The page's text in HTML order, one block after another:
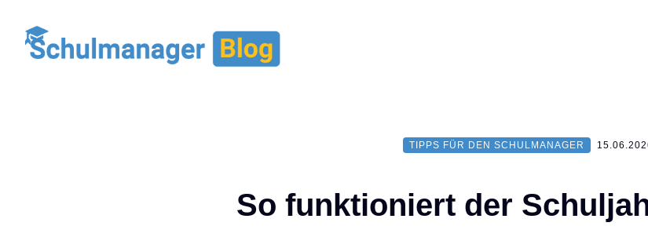
TIPPS FÜR DEN SCHULMANAGER
So funktioniert der
Themen
WEBINARE &